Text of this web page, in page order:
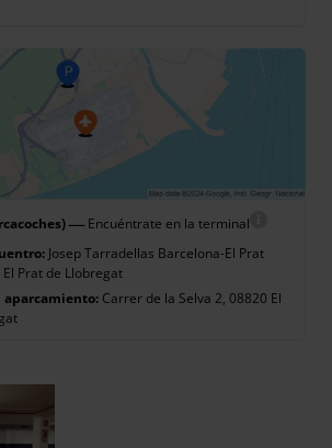
— Encuéntrate en la terminal
Josep Tarradellas Barcelona-El Prat
Prat de Llobregat
aparcamiento: Carrer de la Selva 2, 08820 El